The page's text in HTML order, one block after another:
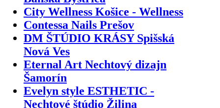
City Wellness Košice - Wellness
Contessa Nails Prešov
DM ŠTÚDIO KRÁSY Spišská
Nová Ves
Eternal Art Nechtový dizajn
Šamorín
Evelyn style ESTHETIC -
Nechtové štúdio Žilina